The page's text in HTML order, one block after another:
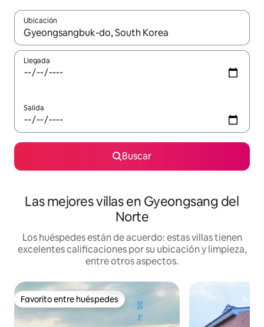
Ubicación
Cuando los resultados estén disponibles, podrás navegar
Llegada
Salida
Buscar
Las mejores villas en Gyeongsang del
Norte
Los huéspedes están de acuerdo: estas villas tienen
excelentes calificaciones por su ubicación y limpieza,
entre otros aspectos.
Favorito entre huéspedes
Favorito entre huéspedes